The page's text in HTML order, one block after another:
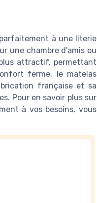
à une literie
une chambre d'amis ou
attractif, permettant
ferme, le matelas
française et sa
Pour en savoir plus sur
à vos besoins, vous